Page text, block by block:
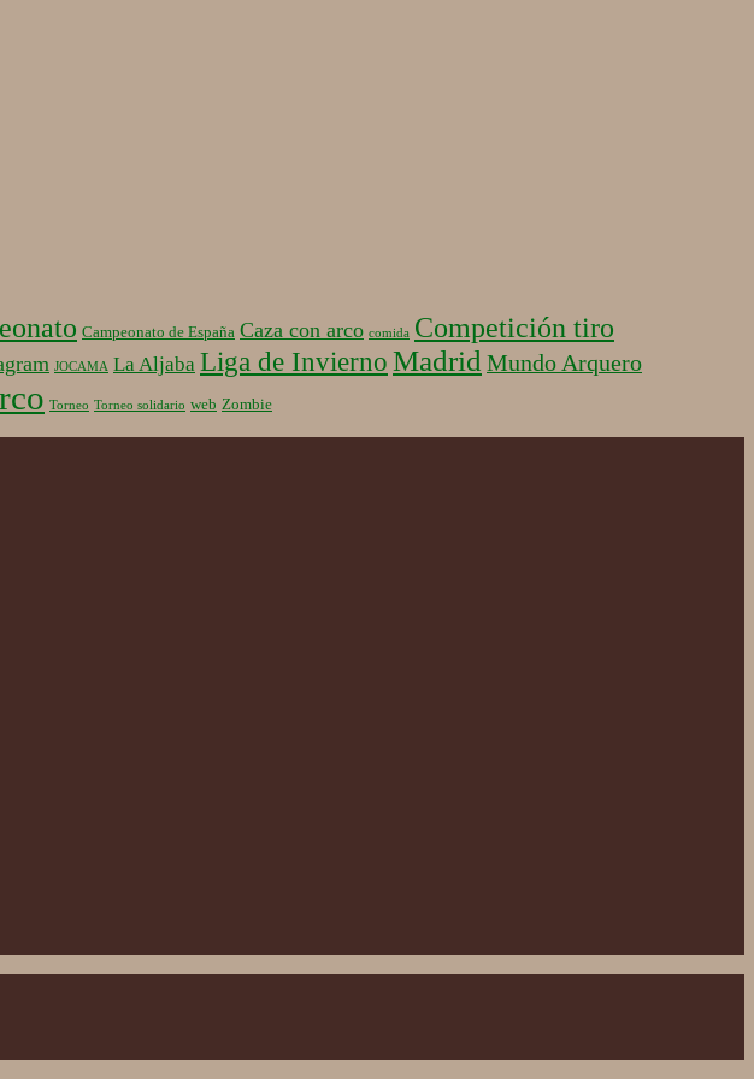
Campeonato de España Caza con arco comida Competición tiro
JOCAMA La Aljaba Liga de Invierno Madrid Mundo Arquero
Torneo Torneo solidario web Zombie